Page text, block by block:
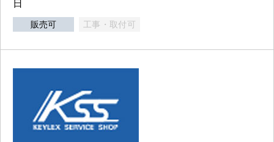
日
販売可 工事・取付可